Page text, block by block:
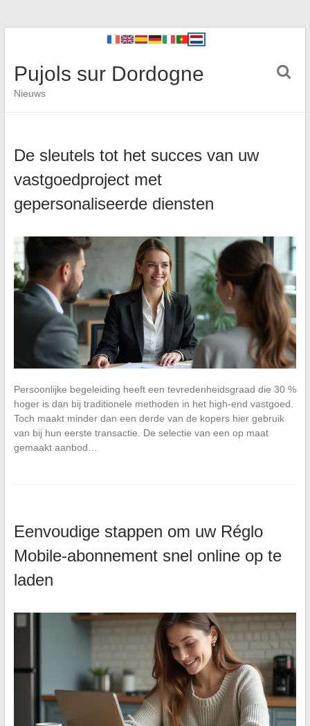
Pujols sur Dordogne
Nieuws
De sleutels tot het succes van uw
vastgoedproject met
gepersonaliseerde diensten
Persoonlijke begeleiding heeft een tevredenheidsgraad die 30 %
hoger is dan bij traditionele methoden in het high-end vastgoed.
Toch maakt minder dan een derde van de kopers hier gebruik
van bij hun eerste transactie. De selectie van een op maat
gemaakt aanbod…
Eenvoudige stappen om uw Réglo
Mobile-abonnement snel online op te
laden